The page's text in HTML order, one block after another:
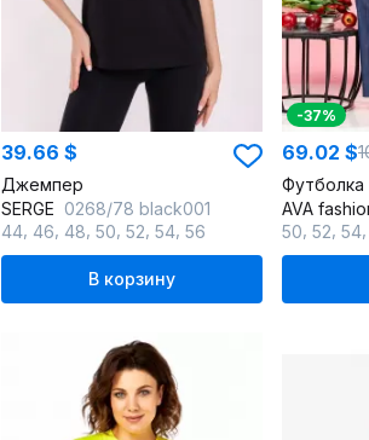
39.66 $
Джемпер
SERGE 0268/78 black001
44 46 48 50 52 54 56
В корзину
-37%
69.02 $
Футболка
AVA
50 52 54